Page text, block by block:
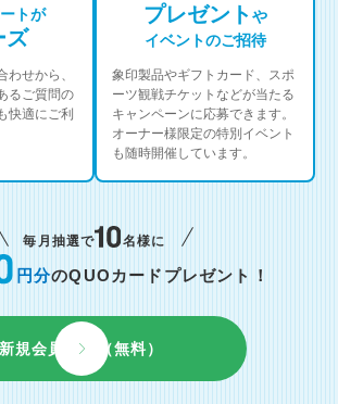
トが
ズ
わせから、
るご質問の
快適にご利
プレゼントや
イベントのご招待
象印製品やギフトカード、スポ
ーツ観戦チケットなどが当たる
キャンペーンに応募できます。
オーナー様限定の特別イベント
も随時開催しています。
毎月抽選で 名様に
円分のQUOカードプレゼント！
新規会員登録（無料）